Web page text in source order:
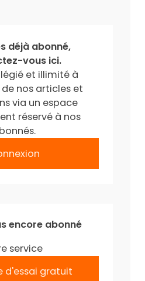
déjà abonné,
vous ici.
et illimité à
nos articles et
via un espace
réservé à nos
encore abonné
service
d'essai gratuit